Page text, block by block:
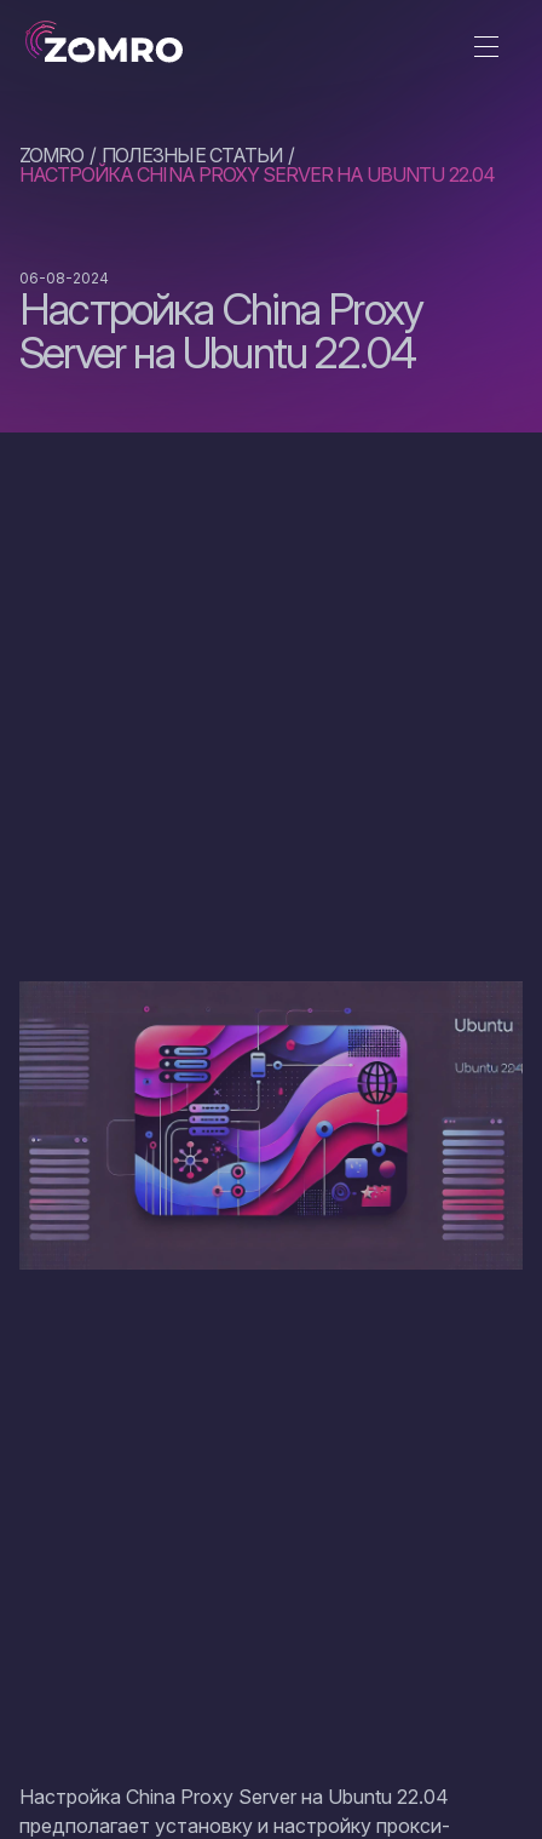
ZOMRO
ПОЛЕЗНЫЕ СТАТЬИ
НАСТРОЙКА CHINA PROXY SERVER НА UBUNTU 22.04
Настройка China Proxy
Server на Ubuntu 22.04
06-08-2024
Настройка China Proxy Server на Ubuntu 22.04
предполагает установку и настройку прокси-